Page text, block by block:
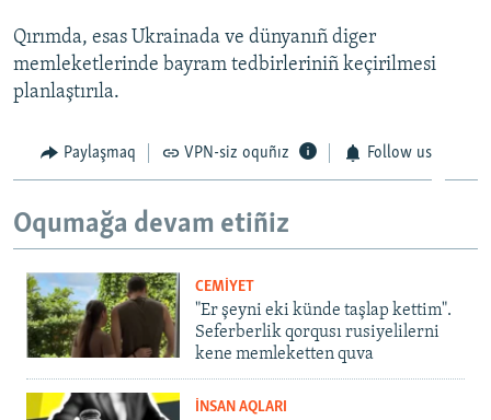
Qırımda, esas Ukrainada ve dünyanıñ diger
memleketlerinde bayram tedbirleriniñ keçirilmesi
planlaştırıla.
Paylaşmaq VPN-siz oquñız Follow us
Oqumağa devam etiñiz
CEMİYET
"Er şeyni eki künde taşlap kettim".
Seferberlik qorqusı rusiyelilerni
kene memleketten quva
İNSAN AQLARI